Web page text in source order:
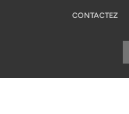
CONTACTEZ